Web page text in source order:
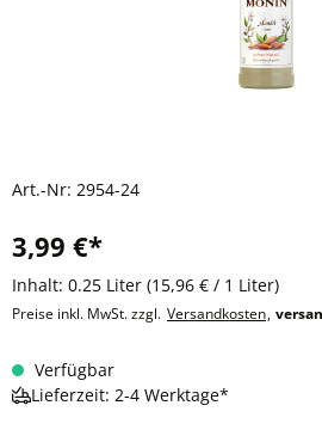
Art.-Nr: 2954-24
3,99 €*
Inhalt: 0.25 Liter (15,96 € / 1 Liter)
Preise inkl. MwSt. zzgl. Versandkosten,
Verfügbar
Lieferzeit: 2-4 Werktage*